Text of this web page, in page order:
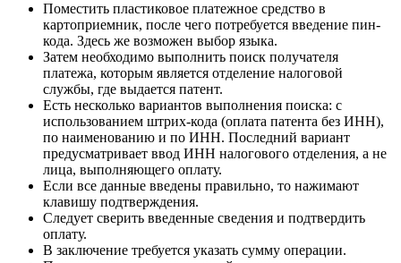
Поместить пластиковое платежное средство в
картоприемник, после чего потребуется введение пин-
кода. Здесь же возможен выбор языка.
Затем необходимо выполнить поиск получателя
платежа, которым является отделение налоговой
службы, где выдается патент.
Есть несколько вариантов выполнения поиска: с
использованием штрих-кода (оплата патента без ИНН),
по наименованию и по ИНН. Последний вариант
предусматривает ввод ИНН налогового отделения, а не
лица, выполняющего оплату.
Если все данные введены правильно, то нажимают
клавишу подтверждения.
Следует сверить введенные сведения и подтвердить
оплату.
В заключение требуется указать сумму операции.